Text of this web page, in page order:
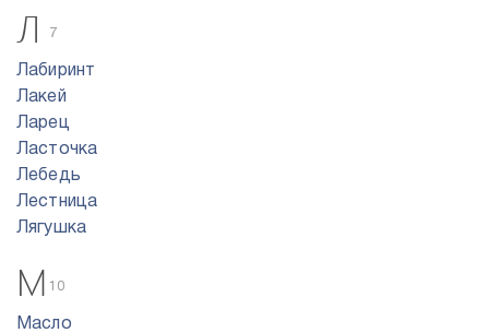
Л 7
Лабиринт
Лакей
Ларец
Ласточка
Лебедь
Лестница
Лягушка
М 10
Масло